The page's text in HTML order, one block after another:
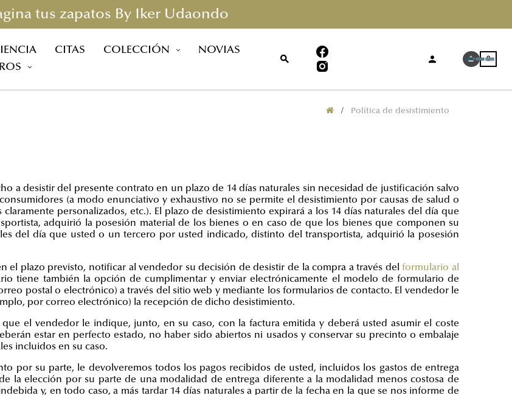
tus zapatos By Iker Udaondo
CITAS COLECCIÓN
NOVIAS
0
Política de desistimiento
a desistir del presente contrato en un plazo de 14 días naturales sin necesidad de justificación salvo
(a modo enunciativo y exhaustivo no se permite el desistimiento por causas de salud o
personalizados, etc.). El plazo de desistimiento expirará a los 14 días naturales del día que
adquirió la posesión material de los bienes o en caso de que los bienes que componen su
del día que usted o un tercero por usted indicado, distinto del transportista, adquirió la posesión
el plazo previsto, notificar al vendedor su decisión de desistir de la compra a través delformulario al
tiene también la opción de cumplimentar y enviar electrónicamente el modelo de formulario de
postal o electrónico) a través del sitio web y mediante los formularios de contacto. El vendedor le
por correo electrónico) la recepción de dicho desistimiento.
el vendedor le indique, junto, en su caso, con la factura emitida y deberá usted asumir el coste
estar en perfecto estado, no haber sido abiertos ni usados y conservar su precinto o embalaje
incluidos en su caso.
por su parte, le devolveremos todos los pagos recibidos de usted, incluidos los gastos de entrega
la elección por su parte de una modalidad de entrega diferente a la modalidad menos costosa de
y, en todo caso, a más tardar 14 días naturales a partir de la fecha en la que se nos informe de